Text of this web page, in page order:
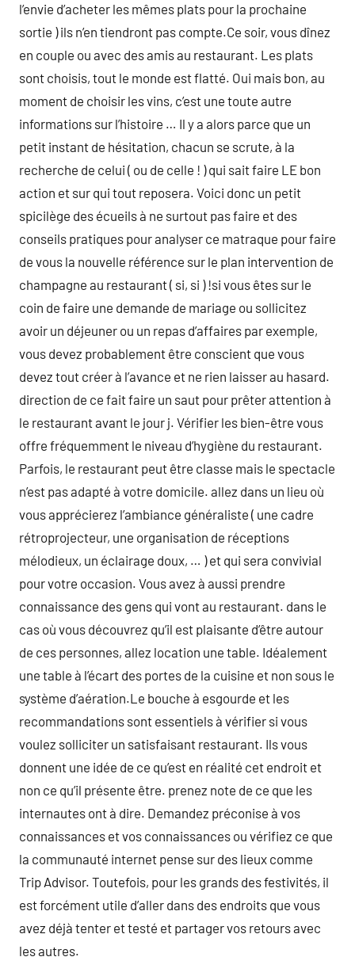
l’envie d’acheter les mêmes plats pour la prochaine
sortie ) ils n’en tiendront pas compte.Ce soir, vous dînez
en couple ou avec des amis au restaurant. Les plats
sont choisis, tout le monde est flatté. Oui mais bon, au
moment de choisir les vins, c’est une toute autre
informations sur l’histoire … Il y a alors parce que un
petit instant de hésitation, chacun se scrute, à la
recherche de celui ( ou de celle ! ) qui sait faire LE bon
action et sur qui tout reposera. Voici donc un petit
spicilège des écueils à ne surtout pas faire et des
conseils pratiques pour analyser ce matraque pour faire
de vous la nouvelle référence sur le plan intervention de
champagne au restaurant ( si, si ) !si vous êtes sur le
coin de faire une demande de mariage ou sollicitez
avoir un déjeuner ou un repas d’affaires par exemple,
vous devez probablement être conscient que vous
devez tout créer à l’avance et ne rien laisser au hasard.
direction de ce fait faire un saut pour prêter attention à
le restaurant avant le jour j. Vérifier les bien-être vous
offre fréquemment le niveau d’hygiène du restaurant.
Parfois, le restaurant peut être classe mais le spectacle
n’est pas adapté à votre domicile. allez dans un lieu où
vous apprécierez l’ambiance généraliste ( une cadre
rétroprojecteur, une organisation de réceptions
mélodieux, un éclairage doux, … ) et qui sera convivial
pour votre occasion. Vous avez à aussi prendre
connaissance des gens qui vont au restaurant. dans le
cas où vous découvrez qu’il est plaisante d’être autour
de ces personnes, allez location une table. Idéalement
une table à l’écart des portes de la cuisine et non sous le
système d’aération.Le bouche à esgourde et les
recommandations sont essentiels à vérifier si vous
voulez solliciter un satisfaisant restaurant. Ils vous
donnent une idée de ce qu’est en réalité cet endroit et
non ce qu’il présente être. prenez note de ce que les
internautes ont à dire. Demandez préconise à vos
connaissances et vos connaissances ou vérifiez ce que
la communauté internet pense sur des lieux comme
Trip Advisor. Toutefois, pour les grands des festivités, il
est forcément utile d’aller dans des endroits que vous
avez déjà tenter et testé et partager vos retours avec
les autres.